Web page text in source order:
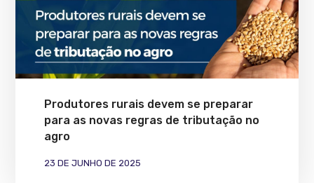
Produtores rurais devem se preparar
para as novas regras de tributação no
agro
23 DE JUNHO DE 2025